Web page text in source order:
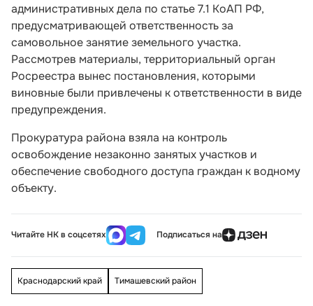
административных дела по статье 7.1 КоАП РФ,
предусматривающей ответственность за
самовольное занятие земельного участка.
Рассмотрев материалы, территориальный орган
Росреестра вынес постановления, которыми
виновные были привлечены к ответственности в виде
предупреждения.
Прокуратура района взяла на контроль
освобождение незаконно занятых участков и
обеспечение свободного доступа граждан к водному
объекту.
Читайте НК в соцсетях Подписаться на
Краснодарский край Тимашевский район